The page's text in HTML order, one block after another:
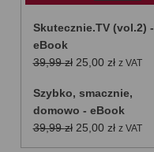
Skutecznie.TV (vol.2) -
eBook
39,99zł Pierwotna
wynosiła:
39,99 zł.
25,00 złAktualna
wynosi:
25,00 zł.
z VAT
Szybko, smacznie,
domowo - eBook
39,99zł Pierwotna
cena
25,00 złAktualna
cena
z VAT